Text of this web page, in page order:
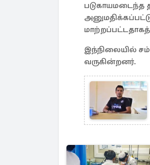
படுகாயமடைந்த
மாற்றப்பட்டதாகத்
இந்நிலையில்
வருகின்றனர்.